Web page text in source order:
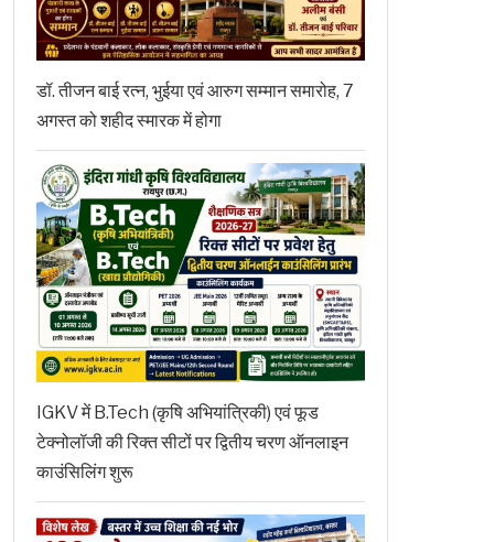
डॉ. तीजन बाई रत्न, भुईया एवं आरुग सम्मान समारोह, 7
अगस्त को शहीद स्मारक में होगा
IGKV में B.Tech (कृषि अभियांत्रिकी) एवं फूड
टेक्नोलॉजी की रिक्त सीटों पर द्वितीय चरण ऑनलाइन
काउंसिलिंग शुरू